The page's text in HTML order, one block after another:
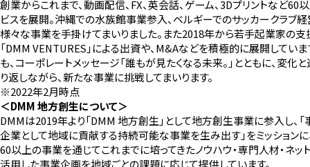
創業からこれまで、動画配信、FX、英会話、ゲーム、3Dプリントなど60
ビスを展開。沖縄での水族館事業参入、ベルギーでのサッカークラブ経
様々な事業を手掛けてまいりました。また2018年から若手起業家の支
「DMM VENTURES」による出資や、M&Aなどを積極的に展開していま
も、コーポレートメッセージ「誰もが見たくなる未来。」とともに、変化
り返しながら、新たな事業に挑戦してまいります。
※2022年2月時点
＜DMM 地方創生について＞
DMMは2019年より「DMM 地方創生」として地方創生事業に参入し、
企業として地域に貢献する持続可能な事業を生み出す」をミッションに
60以上の事業を通じてこれまでに培ってきたノウハウ・専門人材・ネッ
活用した事業企画を地域ごとの課題に応じて提供しています。